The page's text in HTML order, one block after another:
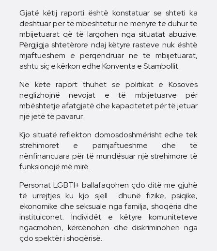
Gjatë këtij raporti është konstatuar se shteti ka
dështuar për të mbështetur në mënyrë të duhur të
mbijetuarat që të largohen nga situatat abuzive.
Përgjigja shtetërore ndaj këtyre rasteve nuk është
mjaftueshëm e përqëndruar në të mbijetuarat,
ashtu siç e kërkon edhe Konventa e Stambollit.
Në këtë raport thuhet se politikat e Kosovës
neglizhojnë nevojat e të mbijetuarve për
mbështetje afatgjatë dhe kapacitetet për të jetuar
një jetë të pavarur.
Kjo situatë reflekton domosdoshmërisht edhe tek
strehimoret e pamjaftueshme dhe të
nënfinancuara për të mundësuar një strehimore të
funksionojë më mirë.
Personat LGBTI+ ballafaqohen çdo ditë me gjuhë
të urrejtjes ku kjo sjell dhunë fizike, psiqike,
ekonomike dhe seksuale nga familja, shoqëria dhe
instituiconet. Individët e këtyre komuniteteve
ngacmohen, kërcënohen dhe diskriminohen nga
çdo spektër i shoqërisë.